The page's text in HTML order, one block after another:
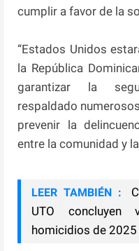
cumplir a favor de la
“Estados Unidos
la República
garantizar la
respaldado
prevenir la
entre la comunidad y
LEER TAMBIÉN :
UTO concluyen
homicidios de 2025